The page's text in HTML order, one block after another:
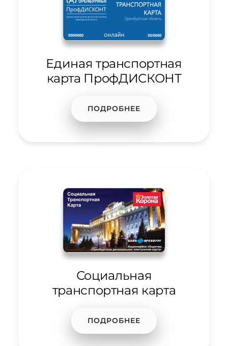
Единая транспортная
карта ПрофДИСКОНТ
ПОДРОБНЕЕ
Социальная
транспортная карта
ПОДРОБНЕЕ